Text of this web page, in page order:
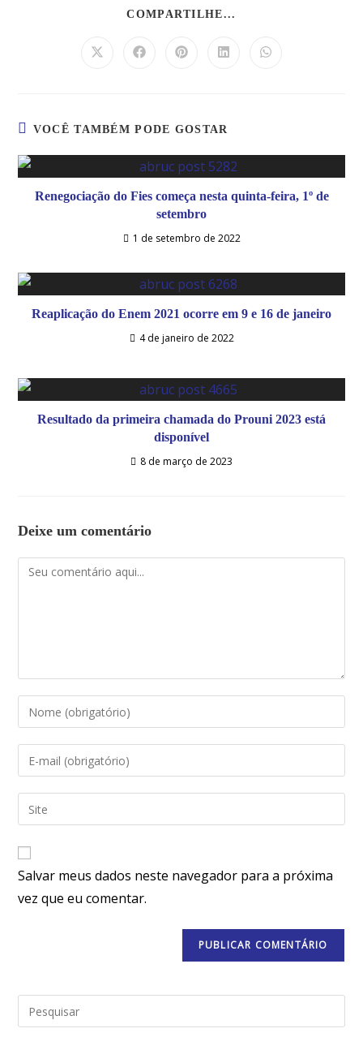
COMPARTILHE...
VOCÊ TAMBÉM PODE GOSTAR
Renegociação do Fies começa nesta quinta-feira, 1º de
setembro
1 de setembro de 2022
Reaplicação do Enem 2021 ocorre em 9 e 16 de janeiro
4 de janeiro de 2022
Resultado da primeira chamada do Prouni 2023 está
disponível
8 de março de 2023
Deixe um comentário
Salvar meus dados neste navegador para a próxima
vez que eu comentar.